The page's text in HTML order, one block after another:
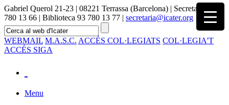
Gabriel Querol 21-23 | 08221 Terrassa (Barcelona) | Secretaria 93
780 13 66 | Biblioteca 93 780 13 77 | secretaria@icater.org
WEBMAIL M.A.S.C. ACCÉS COL·LEGIATS COL·LEGIA'T
ACCÉS SIGA
Menu